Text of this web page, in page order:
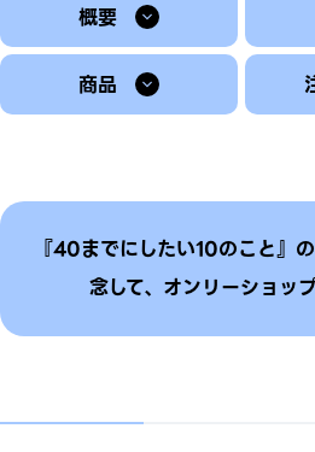
概要
商品
『40までにしたい10のこと』
念して、オンリーショッ